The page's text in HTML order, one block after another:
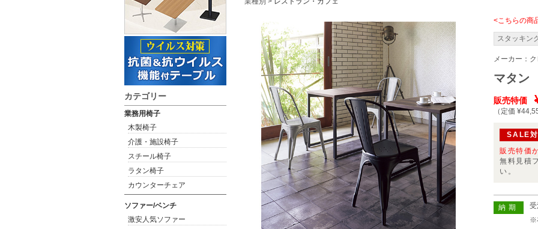
<こちらの商
スタッキン
メーカー：
マタン
販売特価
（定価
SALE
販売特価
無料見積
い。
納期
※
カテゴリー
業務用椅子
木製椅子
介護・施設椅子
スチール椅子
ラタン椅子
カウンターチェア
ソファー/ベンチ
激安人気ソファー